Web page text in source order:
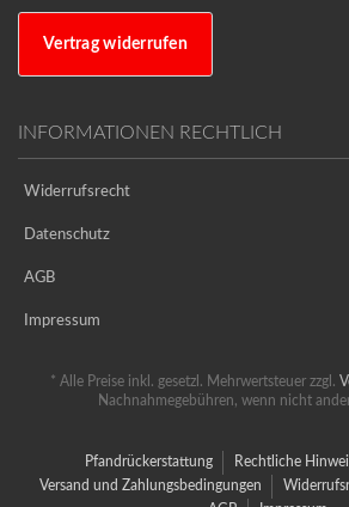
Vertrag widerrufen
INFORMATIONEN RECHTLICH
Widerrufsrecht
Datenschutz
AGB
Impressum
* Alle Preise inkl. gesetzl. Mehrwertsteuer zzgl.
Nachnahmegebühren, wenn nicht
Pfandrückerstattung Rechtliche
Versand und Zahlungsbedingungen